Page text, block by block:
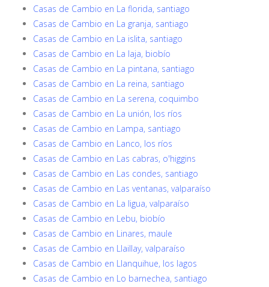
Casas de Cambio en La florida, santiago
Casas de Cambio en La granja, santiago
Casas de Cambio en La islita, santiago
Casas de Cambio en La laja, biobío
Casas de Cambio en La pintana, santiago
Casas de Cambio en La reina, santiago
Casas de Cambio en La serena, coquimbo
Casas de Cambio en La unión, los ríos
Casas de Cambio en Lampa, santiago
Casas de Cambio en Lanco, los ríos
Casas de Cambio en Las cabras, o'higgins
Casas de Cambio en Las condes, santiago
Casas de Cambio en Las ventanas, valparaíso
Casas de Cambio en La ligua, valparaíso
Casas de Cambio en Lebu, biobío
Casas de Cambio en Linares, maule
Casas de Cambio en Llaillay, valparaíso
Casas de Cambio en Llanquihue, los lagos
Casas de Cambio en Lo barnechea, santiago